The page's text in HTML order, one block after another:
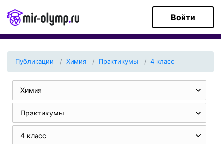
Войти
Публикации Химия Практикумы 4 класс
Химия
Практикумы
4 класс